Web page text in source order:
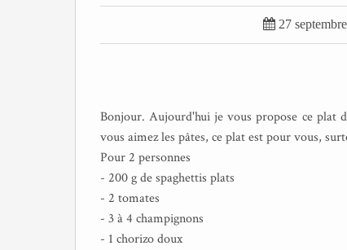
 27
Bonjour. Aujourd'hui je vous propose ce plat
vous aimez les pâtes, ce plat est pour vous,
Pour 2 personnes
- 200 g de spaghettis plats
- 2 tomates
- 3 à 4 champignons
- 1 chorizo doux